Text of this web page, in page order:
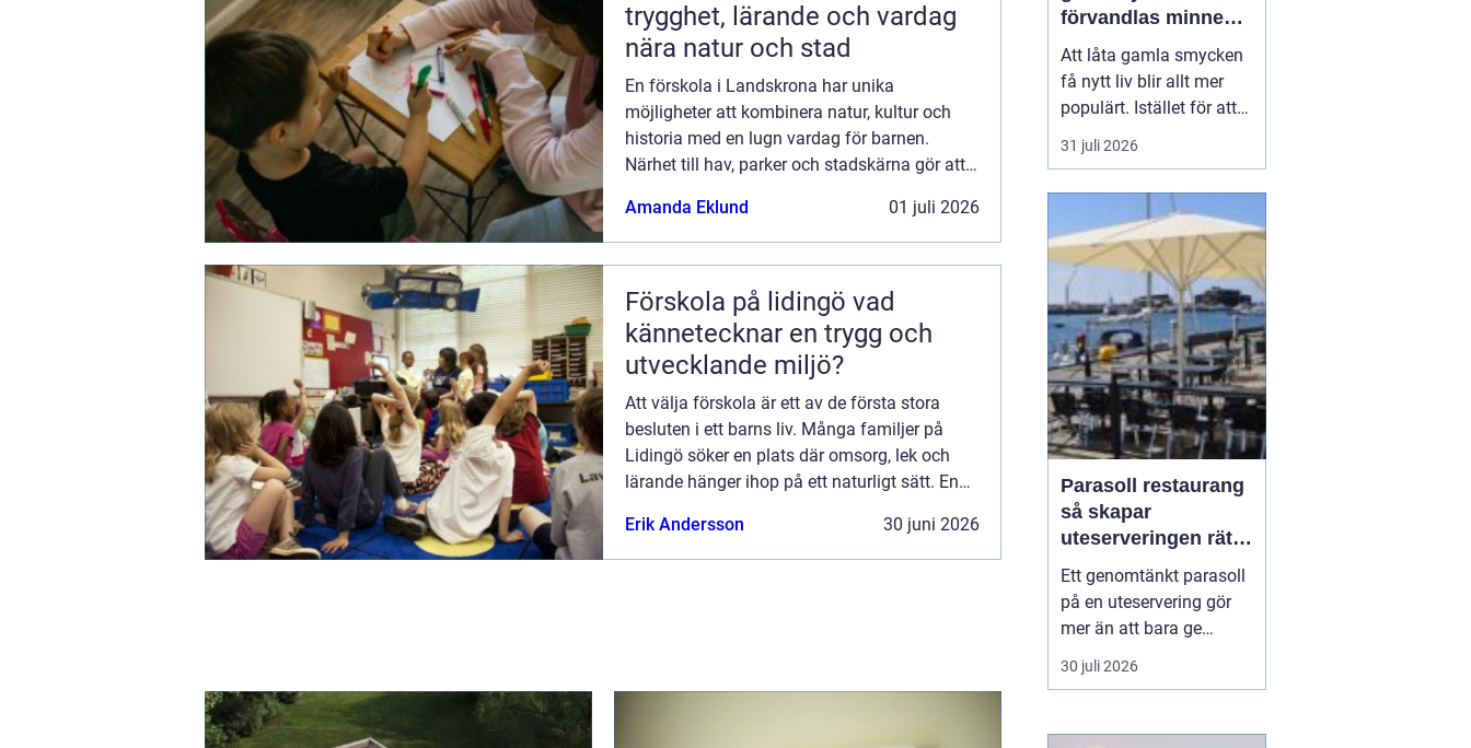
trygghet, lärande och vardag
nära natur och stad
En förskola i Landskrona har unika
möjligheter att kombinera natur, kultur och
historia med en lugn vardag för barnen.
Närhet till hav, parker och stadskärna gör att
i förskolans lokaler och ute i barnens n...
Amanda Eklund 01 juli 2026
Förskola på lidingö vad
kännetecknar en trygg och
utvecklande miljö?
Att välja förskola är ett av de första stora
besluten i ett barns liv. Många familjer på
Lidingö söker en plats där omsorg, lek och
lärande hänger ihop på ett naturligt sätt. En
engagerad personal, genomtänkt...
Erik Andersson 30 juni 2026
förvandlas minnen
till nya favoriter
Att låta gamla smycken
få nytt liv blir allt mer
populärt. Istället för att
låta arvegods ligga i en
låda kan de formas om
passar stilen i dag och
bär med sig historien.
N&au...
31 juli 2026
Parasoll restaurang
så skapar
uteserveringen rätt
känsla året runt
Ett genomtänkt parasoll
på en uteservering gör
mer än att bara ge
skugga. Det påverkar hur
länge gästerna stannar,
och om de väljer att
30 juli 2026